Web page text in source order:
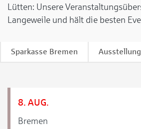
Lütten: Unsere
Langeweile und hält die besten
Sparkasse Bremen
8. AUG.
Bremen